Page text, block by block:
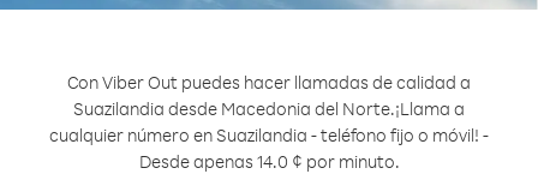
Con Viber Out puedes hacer llamadas de calidad a
Suazilandia desde Macedonia del Norte.¡Llama a
cualquier número en Suazilandia - teléfono fijo o móvil! -
Desde apenas 14.0 ¢ por minuto.